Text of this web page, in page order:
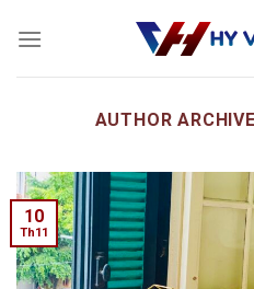
AUTHOR
10
Th11